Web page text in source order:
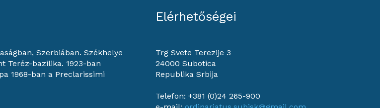
Szerbiában. Székhelye
Teréz-bazilika. 1923-ban
1968-ban a Preclarissimi
Elérhetőségei
Trg Svete Terezije 3
24000 Subotica
Republika Srbija
Telefon: +381 (0)24 265-900